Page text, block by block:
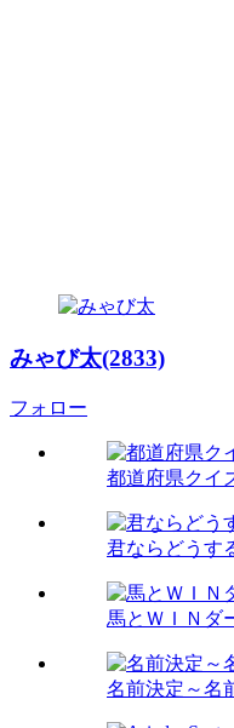
みゃび太(2833)
フォロー
都道府県クイ
君ならどうす
馬とＷＩＮダ
名前決定～名